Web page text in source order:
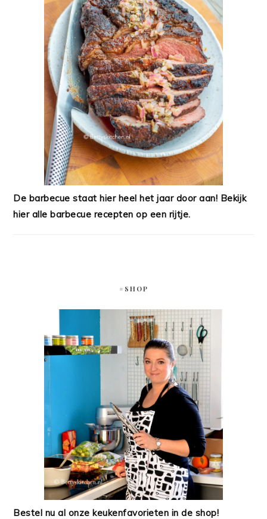
De barbecue staat hier heel het jaar door aan! Bekijk
hier alle barbecue recepten op een rijtje.
#SHOP
Bestel nu al onze keukenfavorieten in de shop!